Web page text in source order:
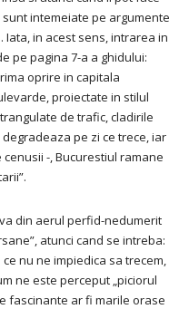
intemeiate pe argumente
in acest sens, intrarea in
pe pagina 7-a a ghidului:
oprire in capitala
proiectate in stilul
de trafic, cladirile
pe zi ce trece, iar
-, Bucurestiul ramane
din aerul perfid-nedumerit
atunci cand se intreba:
ce nu ne impiedica sa trecem,
ne este perceput „piciorul
fascinante ar fi marile orase